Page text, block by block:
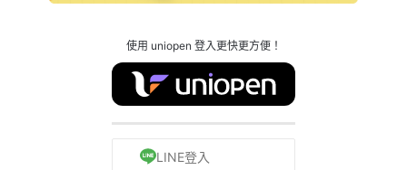
使用 uniopen 登入更快更方便！
LINE登入